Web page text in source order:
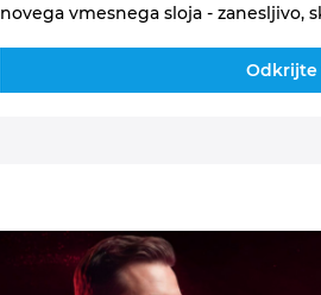
novega vmesnega sloja - zanesljivo,
Odkrijte